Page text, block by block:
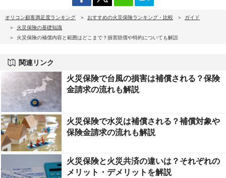
オリコン顧客満足度ランキング おすすめの火災保険ランキング・比較
ガイド
火災保険の基礎知識
火災保険の補償内容と範囲はどこまで？損害賠償や特約についても解説
関連リンク
火災保険で台風の損害は補償される？保険
金請求の流れも解説
火災保険で水災は補償される？補償対象や
保険金請求の流れも解説
火災保険と火災共済の違いは？それぞれの
メリット・デメリットを解説